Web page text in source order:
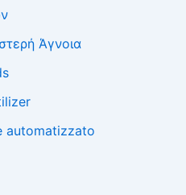
Άγνοια
automatizzato